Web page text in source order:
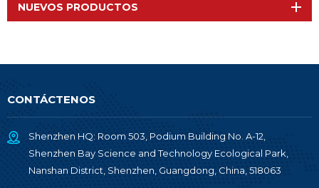
NUEVOS PRODUCTOS
CONTÁCTENOS
Shenzhen HQ: Room 503, Podium Building No. A-12,
Shenzhen Bay Science and Technology Ecological Park,
Nanshan District, Shenzhen, Guangdong, China, 518063